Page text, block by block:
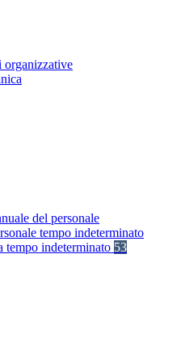
organizzative
del personale
tempo indeterminato
tempo indeterminato 53